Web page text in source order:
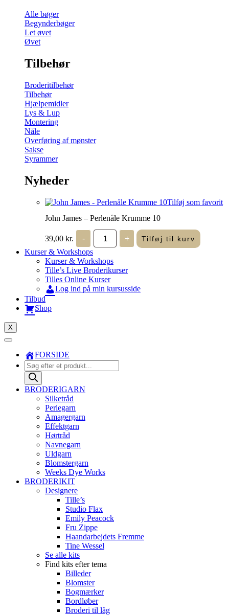
Alle bøger
Begynderbøger
Let øvet
Øvet
Tilbehør
Broderitilbehør
Tilbehør
Hjælpemidler
Lys & Lup
Montering
Nåle
Overføring af mønster
Sakse
Syrammer
Nyheder
Tilføj som favorit
John James – Perlenåle Krumme 10
39,00 kr. -
John
James
-
Perlenåle
Krumme
10
antal
+ Tilføj til kurv
Kurser & Workshops
Kurser & Workshops
Tille’s Live Broderikurser
Tilles Online Kurser
Log ind på min kursusside
Tilbud
Shop
X
FORSIDE
Products
search
BRODERIGARN
Silketråd
Perlegarn
Amagergarn
Effektgarn
Hørtråd
Navnegarn
Uldgarn
Blomstergarn
Weeks Dye Works
BRODERIKIT
Designere
Tille’s
Studio Flax
Emily Peacock
Fru Zippe
Haandarbejdets Fremme
Tine Wessel
Se alle kits
Find kits efter tema
Billeder
Blomster
Bogmærker
Bordløber
Broderi til låg